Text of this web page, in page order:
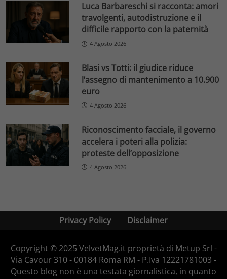
Luca Barbareschi si racconta: amori
travolgenti, autodistruzione e il
difficile rapporto con la paternità
4 Agosto 2026
Blasi vs Totti: il giudice riduce
l’assegno di mantenimento a 10.900
euro
4 Agosto 2026
Riconoscimento facciale, il governo
accelera i poteri alla polizia:
proteste dell’opposizione
4 Agosto 2026
Privacy Policy Disclaimer
Copyright © 2025 VelvetMag.it proprietà di Metup Srl -
Via Cavour 310 - 00184 Roma RM - P.Iva 12221781003 -
Questo blog non è una testata giornalistica, in quanto